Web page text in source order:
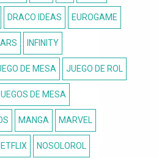
DE MESA JUEGO DE ROL
DE MESA
MANGA MARVEL
NOSOLOROL
PLAYSTATION 4
PREFALEAGUE